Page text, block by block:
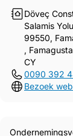
Döveç
Salamis
99550,
, Famagusta
CY
0090 392
Bezoek